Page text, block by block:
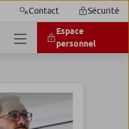
Contact Sécurité
Espace
personnel